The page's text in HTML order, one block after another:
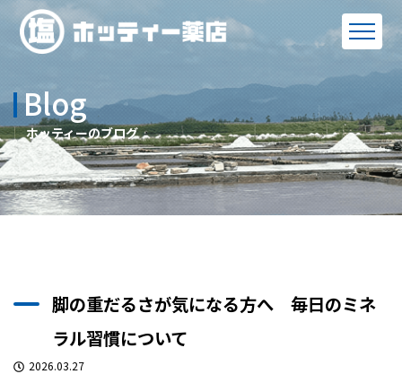
Blog
ホッティーのブログ
脚の重だるさが気になる方へ 毎日のミネ
ラル習慣について
2026.03.27